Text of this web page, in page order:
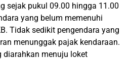
sejak pukul 09.00 hingga 11.00
yang belum memenuhi
Tidak sedikit pengendara yang
menunggak pajak kendaraan.
diarahkan menuju loket